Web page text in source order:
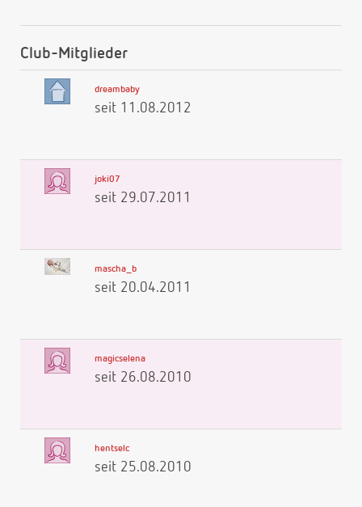
Club-Mitglieder
dreambaby
seit 11.08.2012
joki07
seit 29.07.2011
mascha_b
seit 20.04.2011
magicselena
seit 26.08.2010
hentselc
seit 25.08.2010